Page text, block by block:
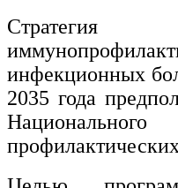
Безопасность
Экономика и
Управление
общественного
инфекционных
2035 года